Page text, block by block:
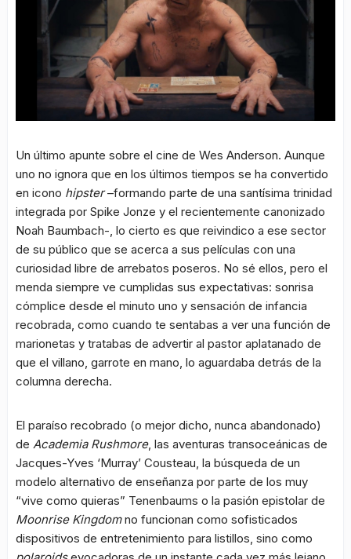
Un último apunte sobre el cine de Wes Anderson. Aunque
uno no ignora que en los últimos tiempos se ha convertido
en icono hipster–formando parte de una santísima trinidad
integrada por Spike Jonze y el recientemente canonizado
Noah Baumbach-, lo cierto es que reivindico a ese sector
de su público que se acerca a sus películas con una
curiosidad libre de arrebatos poseros. No sé ellos, pero el
menda siempre ve cumplidas sus expectativas: sonrisa
cómplice desde el minuto uno y sensación de infancia
recobrada, como cuando te sentabas a ver una función de
marionetas y tratabas de advertir al pastor aplatanado de
que el villano, garrote en mano, lo aguardaba detrás de la
columna derecha.
El paraíso recobrado (o mejor dicho, nunca abandonado)
de Academia Rushmore, las aventuras transoceánicas de
Jacques-Yves ‘Murray’ Cousteau, la búsqueda de un
modelo alternativo de enseñanza por parte de los muy
“vive como quieras” Tenenbaums o la pasión epistolar de
Moonrise Kingdomno funcionan como sofisticados
dispositivos de entretenimiento para listillos, sino como